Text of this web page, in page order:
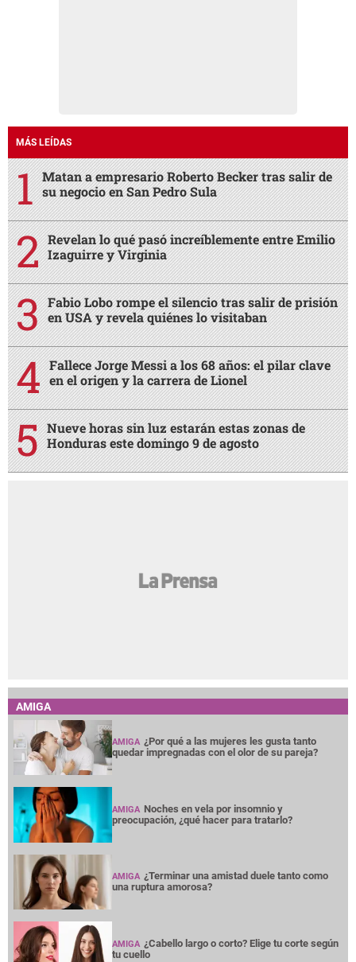
MÁS LEÍDAS
Matan a empresario Roberto Becker tras salir de
su negocio en San Pedro Sula
Revelan lo qué pasó increíblemente entre Emilio
Izaguirre y Virginia
Fabio Lobo rompe el silencio tras salir de prisión
en USA y revela quiénes lo visitaban
Fallece Jorge Messi a los 68 años: el pilar clave
en el origen y la carrera de Lionel
Nueve horas sin luz estarán estas zonas de
Honduras este domingo 9 de agosto
AMIGA
AMIGA ¿Por qué a las mujeres les gusta tanto
quedar impregnadas con el olor de su pareja?
AMIGA Noches en vela por insomnio y
preocupación, ¿qué hacer para tratarlo?
AMIGA ¿Terminar una amistad duele tanto como
una ruptura amorosa?
AMIGA ¿Cabello largo o corto? Elige tu corte según
tu cuello